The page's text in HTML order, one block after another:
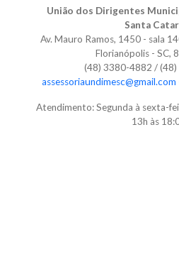
União dos Dirigentes
Santa
Av. Mauro Ramos, 1450 - sala
Florianópolis - SC,
(48) 3380-4882 /
assessoriaundimesc@gmail.com
Atendimento: Segunda à sexta-
13h às